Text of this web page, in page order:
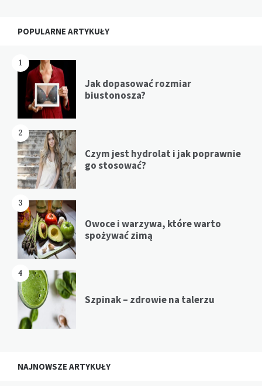
Widgets
POPULARNE ARTYKUŁY
1
Jak dopasować rozmiar
biustonosza?
2
Czym jest hydrolat i jak poprawnie
go stosować?
3
Owoce i warzywa, które warto
spożywać zimą
4
Szpinak – zdrowie na talerzu
NAJNOWSZE ARTYKUŁY